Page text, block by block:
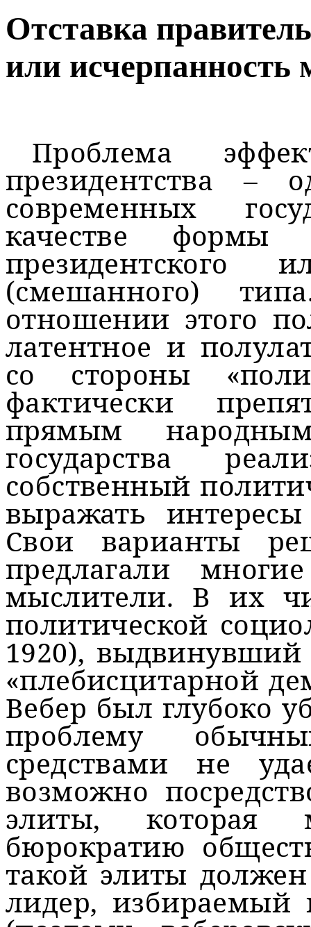
Отставка
или исчерпанность
Проблема
президентства –
современных
качестве формы
президентского
(смешанного)
отношении этого
латентное и
со стороны
фактически
прямым
государства
собственный
выражать
Свои варианты
предлагали
мыслители. В их
политической
1920),
«плебисцитарной
Вебер был глубоко
проблему
средствами не
возможно
элиты, которая
бюрократию
такой элиты
лидер, избираемый